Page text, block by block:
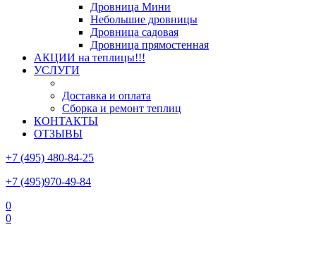
Дровница Мини
Небольшие дровницы
Дровница садовая
Дровница прямостенная
АКЦИИ на теплицы!!!
УСЛУГИ
Доставка и оплата
Сборка и ремонт теплиц
КОНТАКТЫ
ОТЗЫВЫ
+7 (495) 480-84-25
+7 (495)970-49-84
0
0